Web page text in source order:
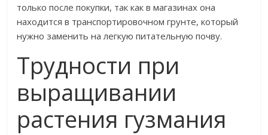
только после покупки, так как в магазинах она
находится в транспортировочном грунте, который
нужно заменить на легкую питательную почву.
Трудности при
выращивании
растения гузмания